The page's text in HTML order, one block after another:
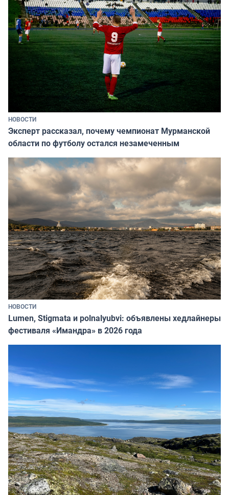
НОВОСТИ
Эксперт рассказал, почему чемпионат Мурманской
области по футболу остался незамеченным
НОВОСТИ
Lumen, Stigmata и polnalyubvi: объявлены хедлайнеры
фестиваля «Имандра» в 2026 года